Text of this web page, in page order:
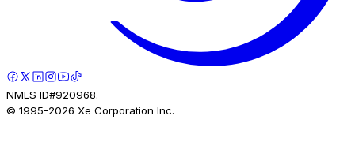
NMLS ID#920968.
© 1995-2026 Xe Corporation Inc.